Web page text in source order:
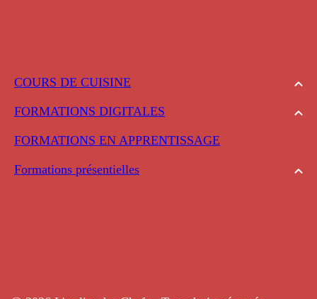
COURS DE CUISINE
FORMATIONS DIGITALES
FORMATIONS EN APPRENTISSAGE
Formations présentielles